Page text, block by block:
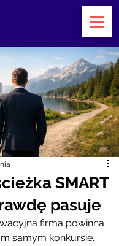
SMART
pasuje
firma powinna
samym konkursie.